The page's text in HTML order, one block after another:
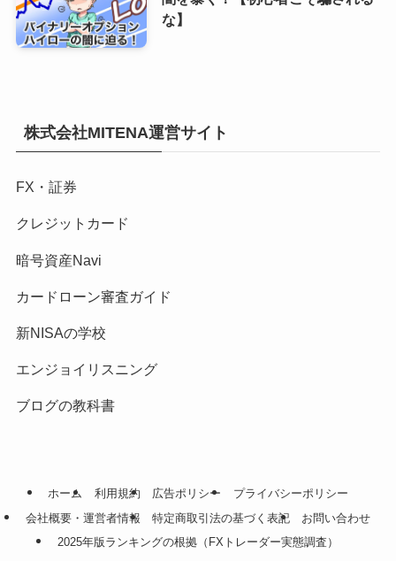
な】
株式会社MITENA運営サイト
FX・証券
クレジットカード
暗号資産Navi
カードローン審査ガイド
新NISAの学校
エンジョイリスニング
ブログの教科書
ホーム 利用規約 広告ポリシー
プライバシーポリシー
会社概要・運営者情報
特定商取引法の基づく表記
お問い合わせ
2025年版ランキングの根拠（FXトレーダー実態調査）